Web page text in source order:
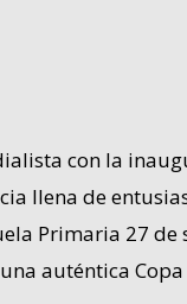
con la
llena de
Primaria 27
auténtica